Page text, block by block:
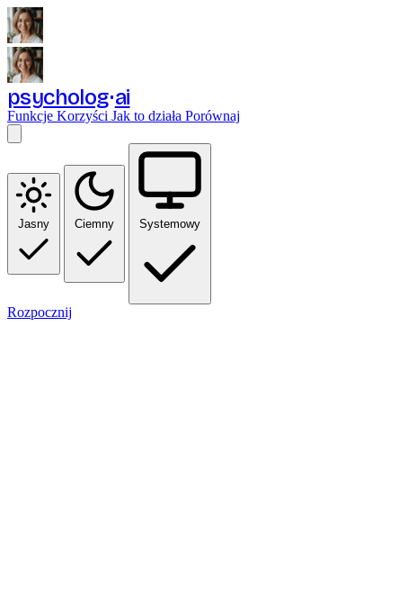
psycholog ai
Funkcje Korzyści Jak to działa Porównaj
Jasny Ciemny Systemowy
Rozpocznij